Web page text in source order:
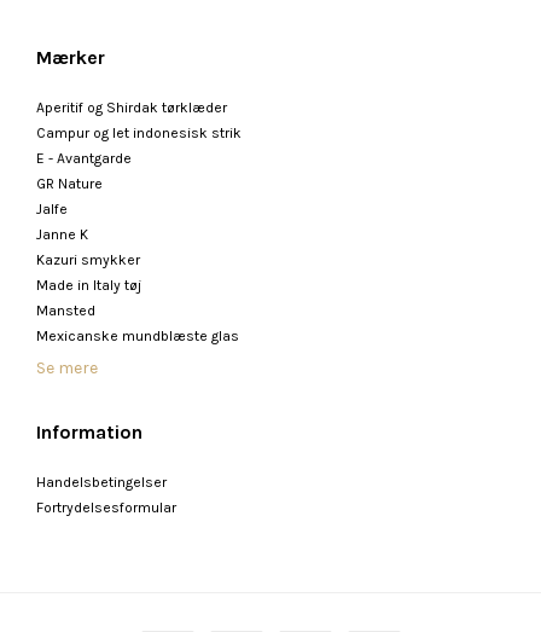
Mærker
Aperitif og Shirdak tørklæder
Campur og let indonesisk strik
E - Avantgarde
GR Nature
Jalfe
Janne K
Kazuri smykker
Made in Italy tøj
Mansted
Mexicanske mundblæste glas
Se mere
Information
Handelsbetingelser
Fortrydelsesformular